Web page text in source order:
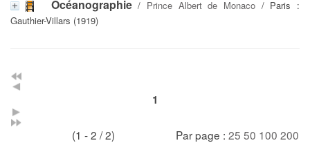
Océanographie/ Prince Albert de Monaco / Paris :
Gauthier-Villars (1919)
1
(1 - 2 / 2) Par page : 25 50 100 200